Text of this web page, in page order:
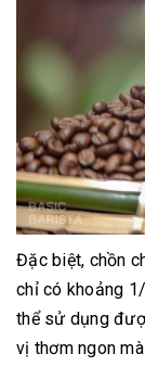
Đặc biệt, chồn
chỉ có khoảng
thể sử dụng
vị thơm ngon